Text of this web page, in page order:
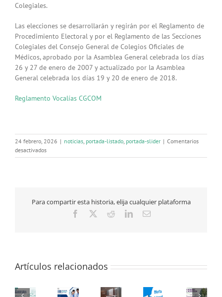
Colegiales.
Las elecciones se desarrollarán y regirán por el Reglamento de
Procedimiento Electoral y por el Reglamento de las Secciones
Colegiales del Consejo General de Colegios Oficiales de
Médicos, aprobado por la Asamblea General celebrada los días
26 y 27 de enero de 2007 y actualizado por la Asamblea
General celebrada los días 19 y 20 de enero de 2018.
Reglamento Vocalías CGCOM
24 febrero, 2026 | noticias portada-listado portada-slider | Comentarios
desactivadosen
El
renovar
Para compartir esta historia, elija cualquier plataforma
Facebook RedditLinkedInCorreo
Artículos relacionados